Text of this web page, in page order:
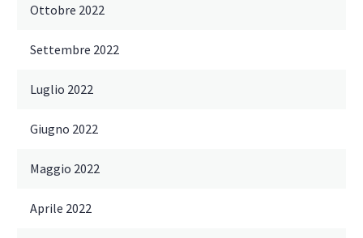
Ottobre 2022
Settembre 2022
Luglio 2022
Giugno 2022
Maggio 2022
Aprile 2022